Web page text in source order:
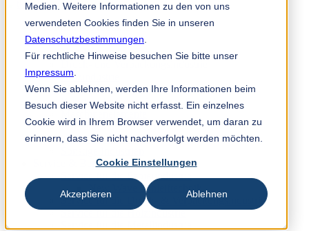
Medien. Weitere Informationen zu den von uns
verwendeten Cookies finden Sie in unseren
Datenschutzbestimmungen
Für rechtliche Hinweise besuchen Sie bitte unser
Impressum
Wenn Sie ablehnen, werden Ihre Informationen beim
Besuch dieser Website nicht erfasst. Ein einzelnes
Cookie wird in Ihrem Browser verwendet, um daran zu
erinnern, dass Sie nicht nachverfolgt werden möchten.
Cookie Einstellungen
Akzeptieren Ablehnen
Industrien & Produkte
Papierindustrie
Non-Woven
Holzindustrie
Metallindustrie
Kunststoff-, Gummi-, Recyclingindustrie
Nahrungsmittelindustrie
Chemische Industrie
Service & Beratung
Service für die Papierindustrie
New Wave Schleiftechnik
Service für die Druck- & Verpackungsindustrie
Service für die Holzindustrie